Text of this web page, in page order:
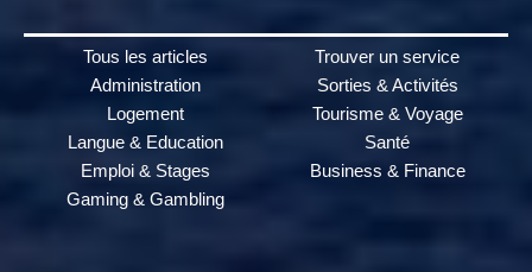
Tous les articles
Administration
Logement
Langue & Education
Emploi & Stages
Gaming & Gambling
Trouver un service
Sorties & Activités
Tourisme & Voyage
Santé
Business & Finance